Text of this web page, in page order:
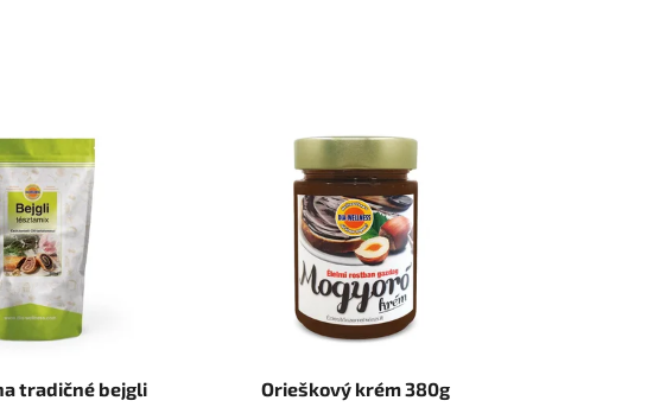
tradičné bejgli
Orieškový krém 380g